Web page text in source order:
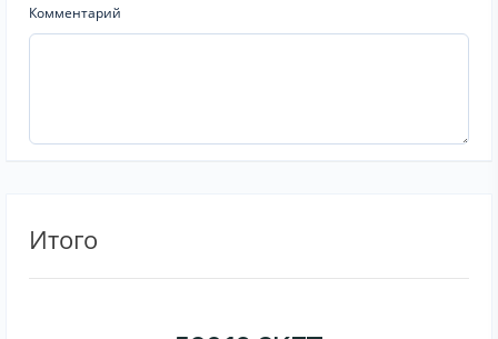
Комментарий
Итого